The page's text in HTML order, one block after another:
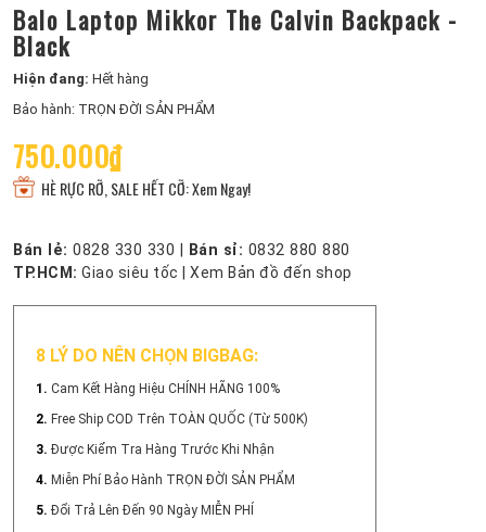
Balo Laptop Mikkor The Calvin Backpack -
Black
Hiện đang: Hết hàng
Bảo hành: TRỌN ĐỜI SẢN PHẨM
750.000₫
HÈ RỰC RỠ, SALE HẾT CỠ: Xem Ngay!
Bán lẻ: 0828 330 330 Bán sỉ: 0832 880 880
TP.HCM: Giao siêu tốc Xem Bản đồ đến shop
8 LÝ DO NÊN CHỌN BIGBAG:
1. Cam Kết Hàng Hiệu CHÍNH HÃNG 100%
2. Free Ship COD Trên TOÀN QUỐC (Từ 500K)
3. Được Kiểm Tra Hàng Trước Khi Nhận
4. Miễn Phí Bảo Hành TRỌN ĐỜI SẢN PHẨM
5. Đổi Trả Lên Đến 90 Ngày MIỄN PHÍ